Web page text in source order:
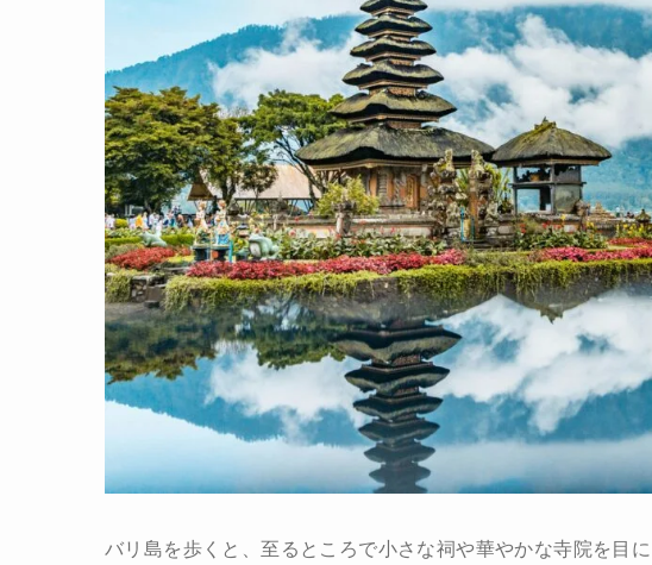
バリ島を歩くと、至るところで小さな祠や華やかな寺院を目